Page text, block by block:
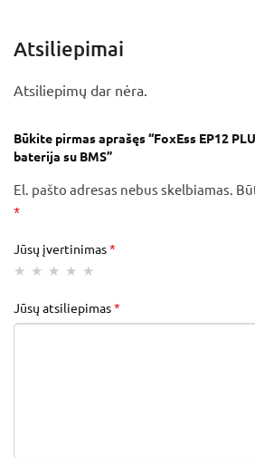
Atsiliepimai
Atsiliepimų dar nėra.
Būkite pirmas aprašęs “FoxEss EP12
baterija su BMS”
El. pašto adresas nebus skelbiamas.
*
Jūsų įvertinimas*
Jūsų atsiliepimas*